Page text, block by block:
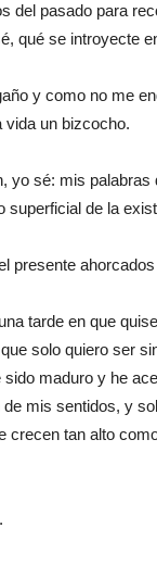
del pasado para
qué se introyecte
y como no me
vida un bizcocho.
yo sé: mis
superficial de la
presente
tarde en que
solo quiero ser
sido maduro y he
de mis sentidos, y
crecen tan alto